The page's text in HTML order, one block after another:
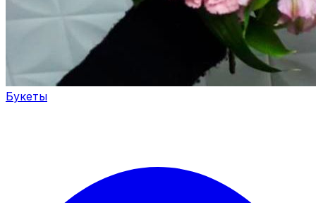
Букеты